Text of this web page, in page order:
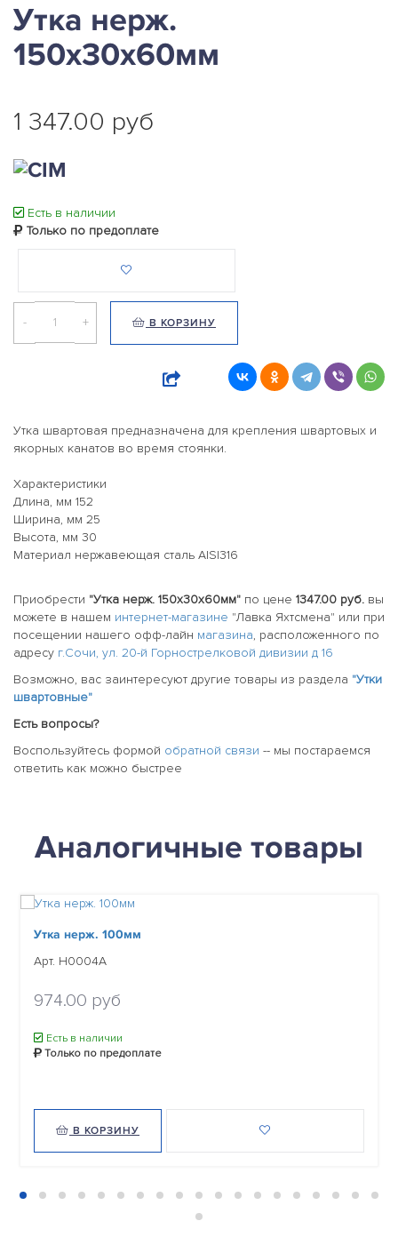
Утка нерж.
150х30х60мм
1 347.00 руб
Есть в наличии
Только по предоплате
- + В КОРЗИНУ
Утка швартовая предназначена для крепления швартовых и
якорных канатов во время стоянки.
Характеристики
Длина, мм 152
Ширина, мм 25
Высота, мм 30
Материал нержавеющая сталь AISI316
Приобрести "Утка нерж. 150х30х60мм" по цене 1347.00 руб. вы
можете в нашем интернет-магазине "Лавка Яхтсмена" или при
посещении нашего офф-лайн магазина, расположенного по
адресу г.Сочи, ул. 20-й Горнострелковой дивизии д 16
Возможно, вас заинтересуют другие товары из раздела "Утки
швартовные"
Есть вопросы?
Воспользуйтесь формой обратной связи -- мы постараемся
ответить как можно быстрее
Аналогичные товары
Утка нерж. 100мм
Арт. H0004A
974.00 руб
Есть в наличии
Только по предоплате
В КОРЗИНУ